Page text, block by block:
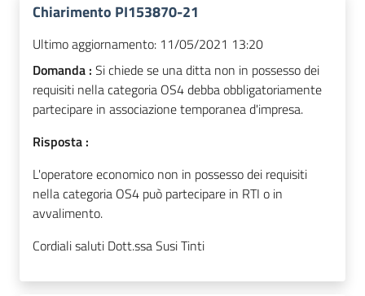
Chiarimento PI153870-21
Ultimo aggiornamento: 11/05/2021 13:20
Domanda : Si chiede se una ditta non in possesso dei
requisiti nella categoria OS4 debba obbligatoriamente
partecipare in associazione temporanea d'impresa.
Risposta :
L'operatore economico non in possesso dei requisiti
nella categoria OS4 può partecipare in RTI o in
avvalimento.
Cordiali saluti Dott.ssa Susi Tinti